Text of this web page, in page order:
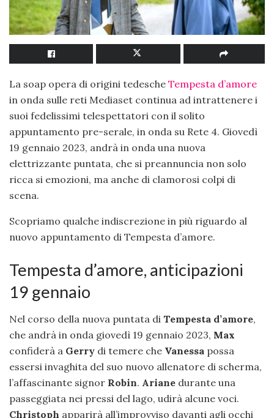
La soap opera di origini tedesche Tempesta d’amore
in onda sulle reti Mediaset continua ad intrattenere i
suoi fedelissimi telespettatori con il solito
appuntamento pre-serale, in onda su Rete 4. Giovedì
19 gennaio 2023, andrà in onda una nuova
elettrizzante puntata, che si preannuncia non solo
ricca si emozioni, ma anche di clamorosi colpi di
scena.
Scopriamo qualche indiscrezione in più riguardo al
nuovo appuntamento di Tempesta d’amore.
Tempesta d’amore, anticipazioni
19 gennaio
Nel corso della nuova puntata di Tempesta d’amore,
che andrà in onda giovedì 19 gennaio 2023, Max
confiderà a Gerry di temere che Vanessa possa
essersi invaghita del suo nuovo allenatore di scherma,
l’affascinante signor Robin. Ariane durante una
passeggiata nei pressi del lago, udirà alcune voci.
Christoph apparirà all’improvviso davanti agli occhi